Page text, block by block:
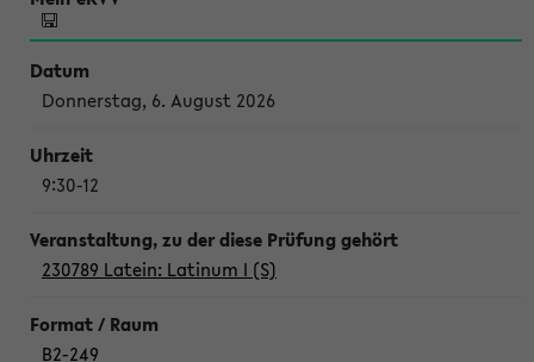
Donnerstag, 6. August 2026
9:30-12
230789 Latein: Latinum I (S)
B2-249